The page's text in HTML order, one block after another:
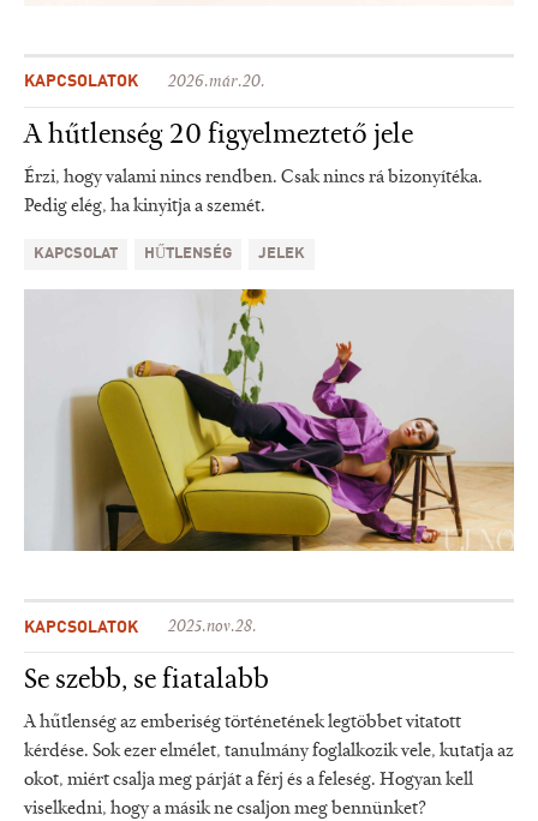
KAPCSOLATOK 2026.már.20.
A hűtlenség 20 figyelmeztető jele
Érzi, hogy valami nincs rendben. Csak nincs rá bizonyítéka.
Pedig elég, ha kinyitja a szemét.
KAPCSOLAT HŰTLENSÉG JELEK
KAPCSOLATOK 2025.nov.28.
Se szebb, se fiatalabb
A hűtlenség az emberiség történetének legtöbbet vitatott
kérdése. Sok ezer elmélet, tanulmány foglalkozik vele, kutatja az
okot, miért csalja meg párját a férj és a feleség. Hogyan kell
viselkedni, hogy a másik ne csaljon meg bennünket?